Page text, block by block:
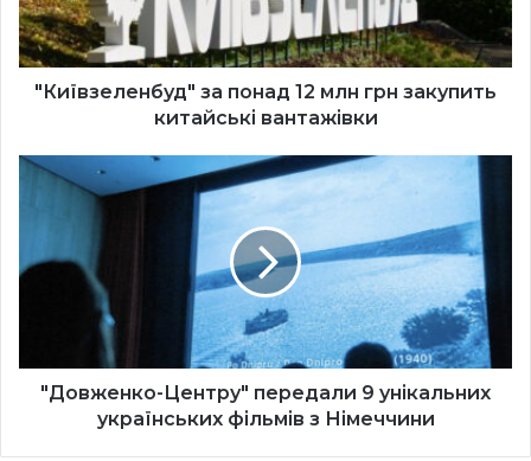
закупить
китайські
вантажівки
"Київзеленбуд" за понад 12 млн грн закупить
китайські вантажівки
"Довженко-
Центру"
унікальних
українських
Німеччини
"Довженко-Центру" передали 9 унікальних
українських фільмів з Німеччини